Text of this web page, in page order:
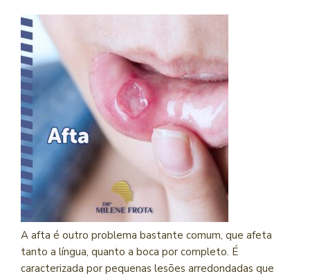
A afta é outro problema bastante comum, que afeta
tanto a língua, quanto a boca por completo. É
caracterizada por pequenas lesões arredondadas que